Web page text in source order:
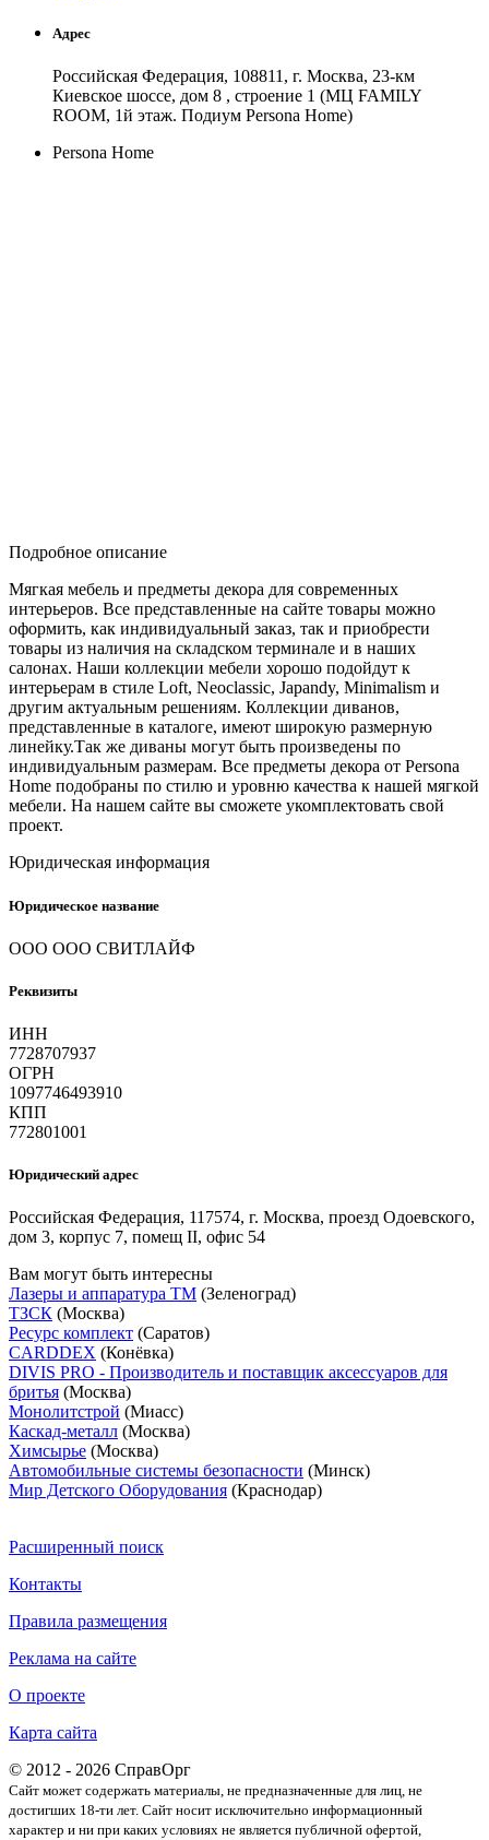
Адрес
Российская Федерация, 108811, г. Москва, 23-км
Киевское шоссе, дом 8 , строение 1 (МЦ FAMILY
ROOM, 1й этаж. Подиум Persona Home)
Persona Home
Подробное описание
Мягкая мебель и предметы декора для современных
интерьеров. Все представленные на сайте товары можно
оформить, как индивидуальный заказ, так и приобрести
товары из наличия на складском терминале и в наших
салонах. Наши коллекции мебели хорошо подойдут к
интерьерам в стиле Loft, Neoclassic, Japandy, Minimalism и
другим актуальным решениям. Коллекции диванов,
представленные в каталоге, имеют широкую размерную
линейку.Так же диваны могут быть произведены по
индивидуальным размерам. Все предметы декора от Persona
Home подобраны по стилю и уровню качества к нашей мягкой
мебели. На нашем сайте вы сможете укомплектовать свой
проект.
Юридическая информация
Юридическое название
ООО ООО СВИТЛАЙФ
Реквизиты
ИНН
7728707937
ОГРН
1097746493910
КПП
772801001
Юридический адрес
Российская Федерация, 117574, г. Москва, проезд Одоевского,
дом 3, корпус 7, помещ II, офис 54
Вам могут быть интересны
Лазеры и аппаратура ТМ (Зеленоград)
ТЗСК (Москва)
Ресурс комплект (Саратов)
CARDDEX (Конёвка)
DIVIS PRO - Производитель и поставщик аксессуаров для
бритья (Москва)
Монолитстрой (Миасс)
Каскад-металл (Москва)
Химсырье (Москва)
Автомобильные системы безопасности (Минск)
Мир Детского Оборудования (Краснодар)
Расширенный поиск
Контакты
Правила размещения
Реклама на сайте
О проекте
Карта сайта
© 2012 - 2026 СправОрг
Сайт может содержать материалы, не предназначенные для лиц, не
достигших 18-ти лет. Cайт носит исключительно информационный
характер и ни при каких условиях не является публичной офертой,